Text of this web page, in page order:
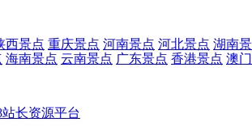
西景点 重庆景点 河南景点 河北景点 湖南
海南景点 云南景点 广东景点 香港景点 澳
站长资源平台